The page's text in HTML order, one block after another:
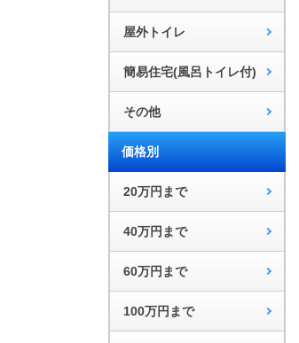
屋外トイレ
簡易住宅(風呂トイレ付)
その他
価格別
20万円まで
40万円まで
60万円まで
100万円まで